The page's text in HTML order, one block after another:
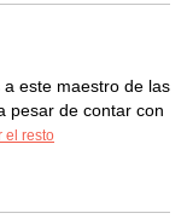
este maestro de las
pesar de contar con
el resto